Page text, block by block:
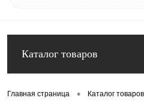
Каталог товаров
Главная страница • Каталог товаров